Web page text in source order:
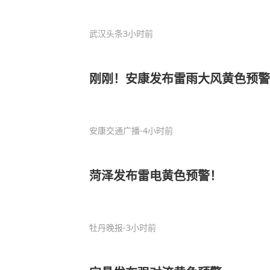
武汉头条3小时前
刚刚！安康发布雷雨大风黄色预
安康交通广播-4小时前
菏泽发布雷电黄色预警！
牡丹晚报-3小时前